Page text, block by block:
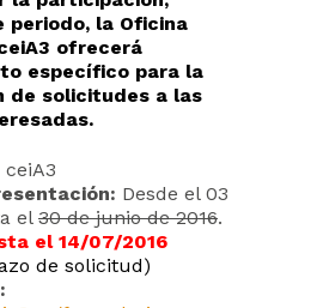
periodo, la Oficina
ofrecerá
específico para la
de solicitudes a las
ceiA3
Desde el 03
el 30 de junio de 2016.
el 14/07/2016
de solicitud)